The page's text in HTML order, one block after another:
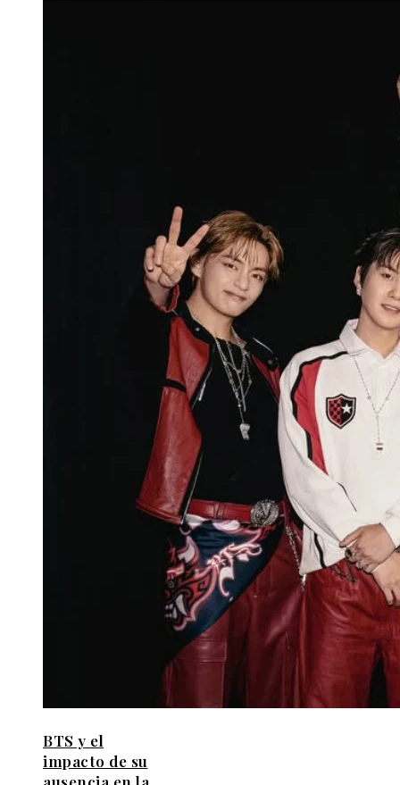
BTS y el
impacto de su